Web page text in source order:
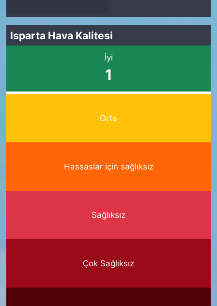
Isparta Hava Kalitesi
İyi
1
Orta
Hassaslar için sağlıksız
Sağlıksız
Çok Sağlıksız